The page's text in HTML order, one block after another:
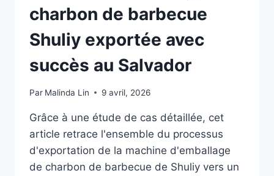
charbon de barbecue
Shuliy exportée avec
succès au Salvador
Par Malinda Lin 9 avril, 2026
Grâce à une étude de cas détaillée, cet
article retrace l'ensemble du processus
d'exportation de la machine d'emballage
de charbon de barbecue de Shuliy vers un